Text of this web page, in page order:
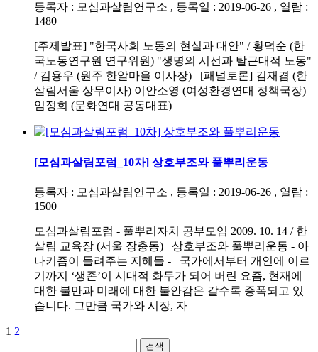
등록자 : 모심과살림연구소 , 등록일 : 2019-06-26 , 열람 :
1480
[주제발표] "한국사회 노동의 현실과 대안" / 황덕순 (한
국노동연구원 연구위원) "생명의 시선과 탈근대적 노동"
/ 김용우 (원주 한알마을 이사장) [패널토론] 김재겸 (한
살림서울 상무이사) 이안소영 (여성환경연대 정책국장)
임정희 (문화연대 공동대표)
[모심과살림포럼_10차] 상호부조와 풀뿌리운동
등록자 : 모심과살림연구소 , 등록일 : 2019-06-26 , 열람 :
1500
모심과살림포럼 - 풀뿌리자치 공부모임 2009. 10. 14 / 한
살림 교육장 (서울 장충동) 상호부조와 풀뿌리운동 - 아
나키즘이 들려주는 지혜들 - 국가에서부터 개인에 이르
기까지 ‘생존’이 시대적 화두가 되어 버린 요즘, 현재에
대한 불만과 미래에 대한 불안감은 갈수록 증폭되고 있
습니다. 그만큼 국가와 시장, 자
1 2
검색